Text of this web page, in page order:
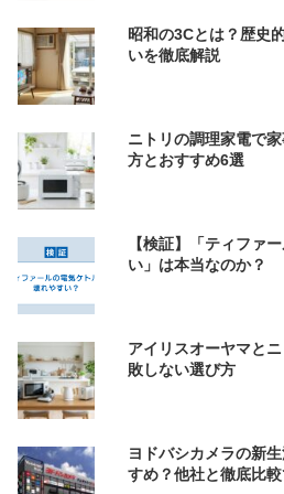
昭和の3Cとは？歴史
いを徹底解説
ニトリの調理家電で
方とおすすめ6選
【検証】「ティファ
い」は本当なのか？
アイリスオーヤマと
敗しない選び方
ヨドバシカメラの新
すめ？他社と徹底比